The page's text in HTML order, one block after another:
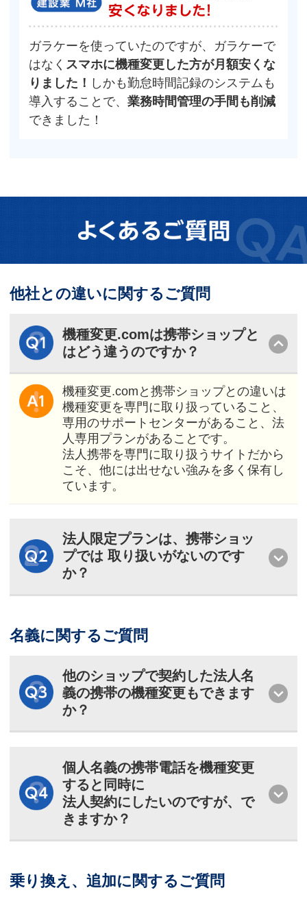
ガラケーを使っていたのですが、ガラケーで
はなく スマホに機種変更した方が月額安くな
りました！ しかも勤怠時間記録のシステムも
導入することで、 業務時間管理の手間も削減
できました！
他社との違いに関するご質問
機種変更.comは携帯ショップと
はどう違うのですか？
機種変更.comと携帯ショップとの違いは
機種変更を専門に取り扱っていること、
専用のサポートセンターがあること、法
人専用プランがあることです。
法人携帯を専門に取り扱うサイトだから
こそ、他には出せない強みを多く保有し
ています。
法人限定プランは、携帯ショッ
プでは 取り扱いがないのです
か？
名義に関するご質問
他のショップで契約した法人名
義の携帯の機種変更もできます
か？
個人名義の携帯電話を機種変更
すると同時に
法人契約にしたいのですが、で
きますか？
乗り換え、追加に関するご質問